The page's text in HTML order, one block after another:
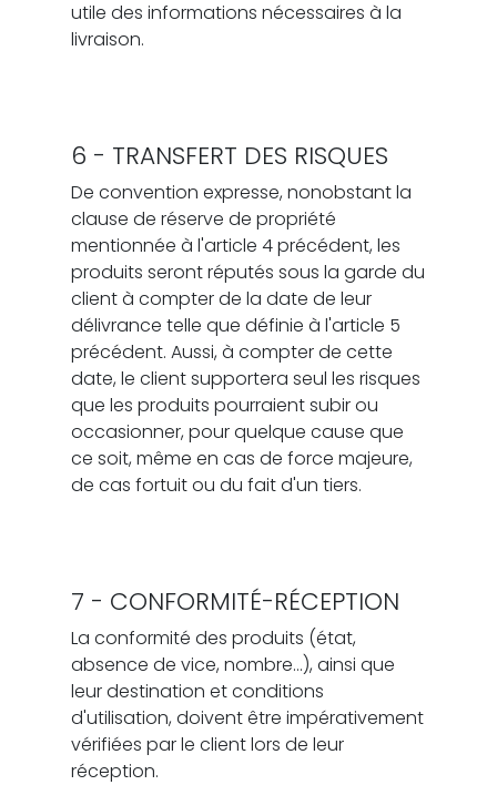
utile des informations nécessaires à la
livraison.
6 - TRANSFERT DES RISQUES
De convention expresse, nonobstant la
clause de réserve de propriété
mentionnée à l'article 4 précédent, les
produits seront réputés sous la garde du
client à compter de la date de leur
délivrance telle que définie à l'article 5
précédent. Aussi, à compter de cette
date, le client supportera seul les risques
que les produits pourraient subir ou
occasionner, pour quelque cause que
ce soit, même en cas de force majeure,
de cas fortuit ou du fait d'un tiers.
7 - CONFORMITÉ-RÉCEPTION
La conformité des produits (état,
absence de vice, nombre…), ainsi que
leur destination et conditions
d'utilisation, doivent être impérativement
vérifiées par le client lors de leur
réception.